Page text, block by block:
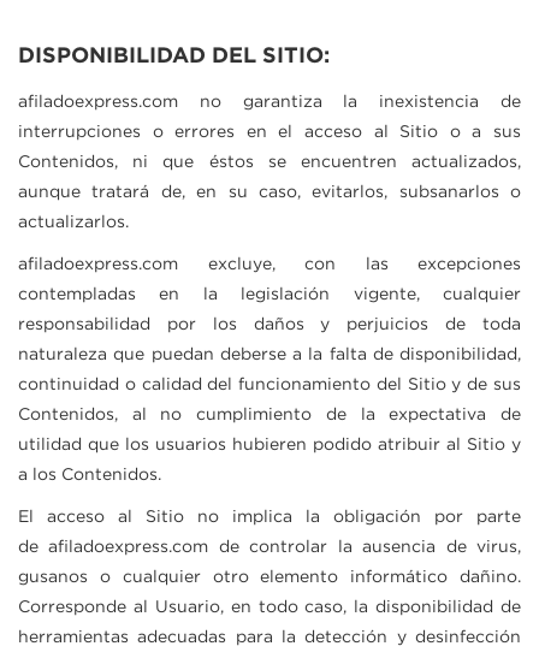
DISPONIBILIDAD DEL SITIO:
afiladoexpress.com no garantiza la inexistencia de
interrupciones o errores en el acceso al Sitio o a sus
Contenidos, ni que éstos se encuentren actualizados,
aunque tratará de, en su caso, evitarlos, subsanarlos o
actualizarlos.
afiladoexpress.com excluye, con las excepciones
contempladas en la legislación vigente, cualquier
responsabilidad por los daños y perjuicios de toda
naturaleza que puedan deberse a la falta de disponibilidad,
continuidad o calidad del funcionamiento del Sitio y de sus
Contenidos, al no cumplimiento de la expectativa de
utilidad que los usuarios hubieren podido atribuir al Sitio y
a los Contenidos.
El acceso al Sitio no implica la obligación por parte
deafiladoexpress.com de controlar la ausencia de virus,
gusanos o cualquier otro elemento informático dañino.
Corresponde al Usuario, en todo caso, la disponibilidad de
herramientas adecuadas para la detección y desinfección